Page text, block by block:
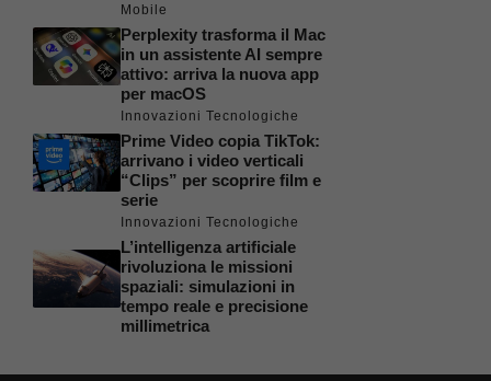
Mobile
Perplexity trasforma il Mac
in un assistente AI sempre
attivo: arriva la nuova app
per macOS
Innovazioni Tecnologiche
Prime Video copia TikTok:
arrivano i video verticali
“Clips” per scoprire film e
serie
Innovazioni Tecnologiche
L’intelligenza artificiale
rivoluziona le missioni
spaziali: simulazioni in
tempo reale e precisione
millimetrica